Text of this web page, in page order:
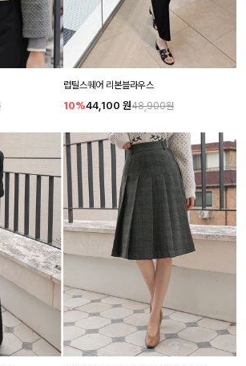
럽틸스퀘어 리본블라우스
10%44,100 원48,900원